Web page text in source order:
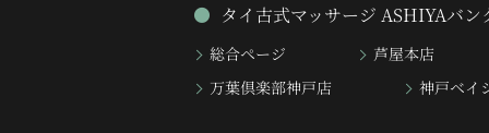
タイ古式マッサージ ASHIYAバン
総合ページ
芦屋本店
万葉倶楽部神戸店
神戸ベイ